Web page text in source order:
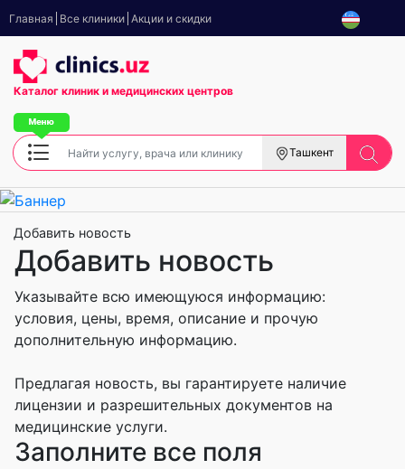
Главная Все клиники Акции и скидки
Каталог клиник и медицинских центров
Ташкент
Добавить новость
Добавить новость
Указывайте всю имеющуюся информацию:
условия, цены, время, описание и прочую
дополнительную информацию.
Предлагая новость, вы гарантируете наличие
лицензии и разрешительных документов на
медицинские услуги.
Заполните все поля